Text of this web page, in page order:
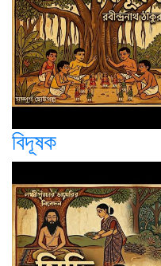
বিদূষক